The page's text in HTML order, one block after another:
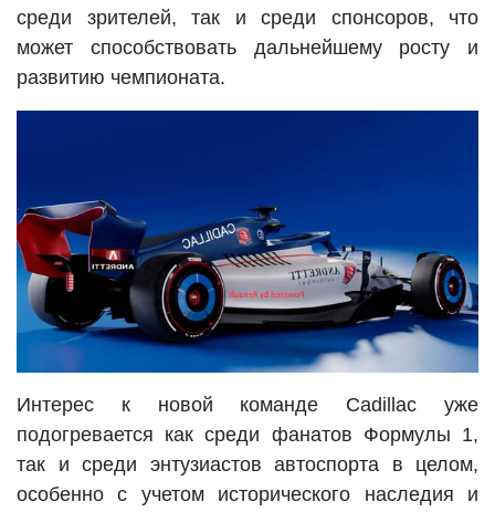
среди зрителей, так и среди спонсоров, что
может способствовать дальнейшему росту и
развитию чемпионата.
Интерес к новой команде Cadillac уже
подогревается как среди фанатов Формулы 1,
так и среди энтузиастов автоспорта в целом,
особенно с учетом исторического наследия и